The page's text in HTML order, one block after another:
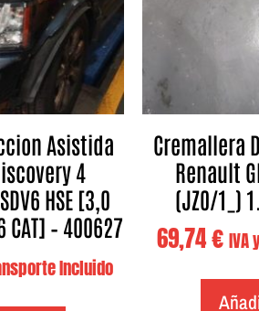
Asistida
4
HSE [3,0
CAT] – 400627
Incluido
Cremallera
Renault
(JZ0/1_)
69,74€ IVA